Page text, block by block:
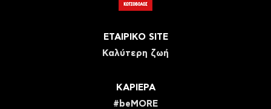
ΕΤΑΙΡΙΚΟ SITE
Καλύτερη ζωή
ΚΑΡΙΕΡΑ
#beMORE